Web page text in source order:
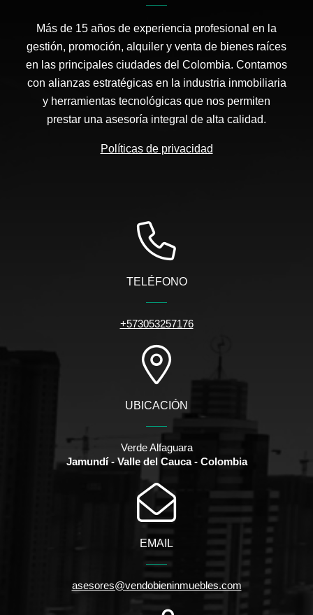
Más de 15 años de experiencia profesional en la
gestión, promoción, alquiler y venta de bienes raíces
en las principales ciudades del Colombia. Contamos
con alianzas estratégicas en la industria inmobiliaria
y herramientas tecnológicas que nos permiten
prestar una asesoría integral de alta calidad.
Políticas de privacidad
TELÉFONO
+573053257176
UBICACIÓN
Verde Alfaguara
Jamundí - Valle del Cauca - Colombia
EMAIL
asesores@vendobieninmuebles.com